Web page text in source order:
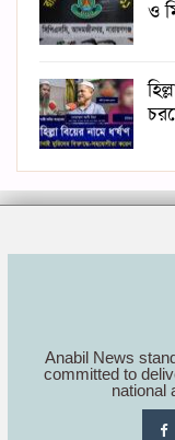
ও
Anabil News
committed to
national